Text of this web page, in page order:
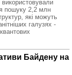
використовували
пошуку 2,2 млн
які можуть
галузях -
Байдену на